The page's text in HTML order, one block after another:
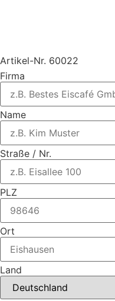
Artikel-Nr. 60022
Firma
Name
Straße / Nr.
PLZ
Ort
Land